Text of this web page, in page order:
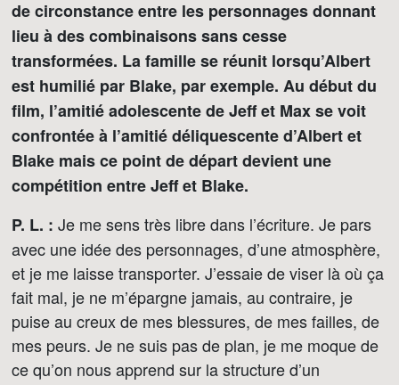
de circonstance entre les personnages donnant
lieu à des combinaisons sans cesse
transformées. La famille se réunit lorsqu’Albert
est humilié par Blake, par exemple. Au début du
film, l’amitié adolescente de Jeff et Max se voit
confrontée à l’amitié déliquescente d’Albert et
Blake mais ce point de départ devient une
compétition entre Jeff et Blake.
P. L. : Je me sens très libre dans l’écriture. Je pars
avec une idée des personnages, d’une atmosphère,
et je me laisse transporter. J’essaie de viser là où ça
fait mal, je ne m’épargne jamais, au contraire, je
puise au creux de mes blessures, de mes failles, de
mes peurs. Je ne suis pas de plan, je me moque de
ce qu’on nous apprend sur la structure d’un